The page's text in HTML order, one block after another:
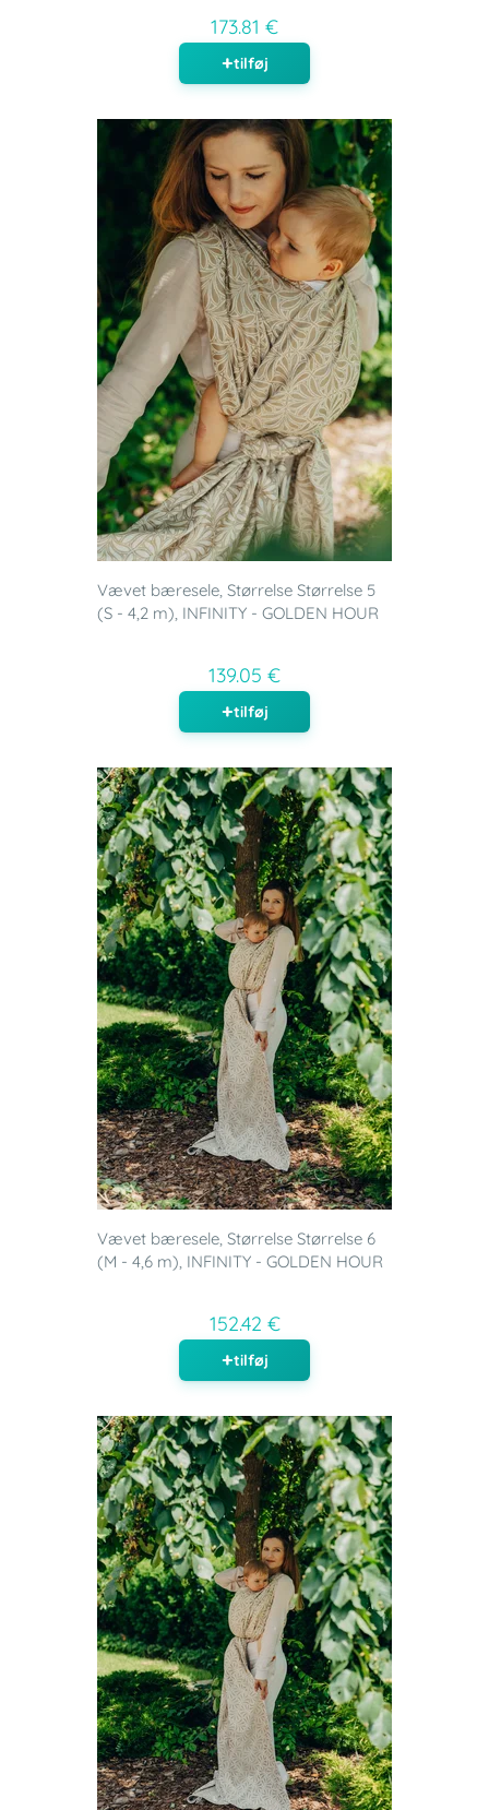
173.81 €
tilføj
Vævet bæresele, Størrelse Størrelse 5
(S - 4,2 m), INFINITY - GOLDEN HOUR
139.05 €
tilføj
Vævet bæresele, Størrelse Størrelse 6
(M - 4,6 m), INFINITY - GOLDEN HOUR
152.42 €
tilføj